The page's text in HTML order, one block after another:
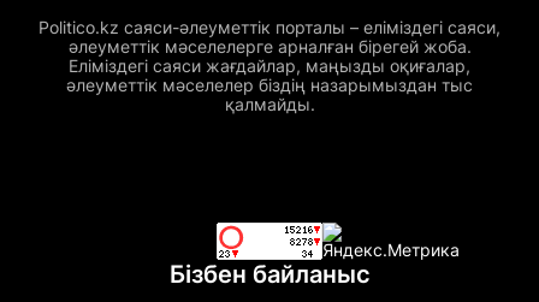
Politico.kz саяси-әлеуметтік порталы – еліміздегі саяси,
әлеуметтік мәселелерге арналған бірегей жоба.
Еліміздегі саяси жағдайлар, маңызды оқиғалар,
әлеуметтік мәселелер біздің назарымыздан тыс
қалмайды.
Бізбен байланыс